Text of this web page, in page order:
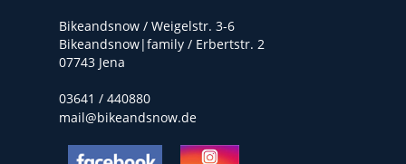
Bikeandsnow / Weigelstr. 3-6
Bikeandsnow|family / Erbertstr. 2
07743 Jena
03641 / 440880
mail@bikeandsnow.de